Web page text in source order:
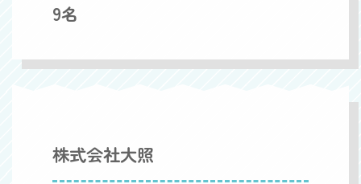
9名
株式会社大照